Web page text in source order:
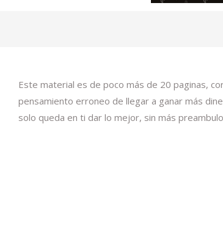
Este material es de poco más de 20 paginas,
pensamiento erroneo de llegar a ganar más
solo queda en ti dar lo mejor, sin más